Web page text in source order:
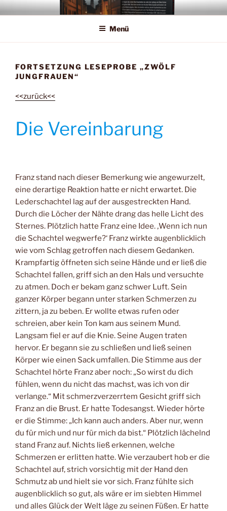
Zum
Inhalt
Menü
FORTSETZUNG LESEPROBE „ZWÖLF
JUNGFRAUEN“
<<zurück<<
Die Vereinbarung
Franz stand nach dieser Bemerkung wie angewurzelt,
eine derartige Reaktion hatte er nicht erwartet. Die
Lederschachtel lag auf der ausgestreckten Hand.
Durch die Löcher der Nähte drang das helle Licht des
Sternes. Plötzlich hatte Franz eine Idee. ‚Wenn ich nun
die Schachtel wegwerfe?‘ Franz wirkte augenblicklich
wie vom Schlag getroffen nach diesem Gedanken.
Krampfartig öffneten sich seine Hände und er ließ die
Schachtel fallen, griff sich an den Hals und versuchte
zu atmen. Doch er bekam ganz schwer Luft. Sein
ganzer Körper begann unter starken Schmerzen zu
zittern, ja zu beben. Er wollte etwas rufen oder
schreien, aber kein Ton kam aus seinem Mund.
Langsam fiel er auf die Knie. Seine Augen traten
hervor. Er begann sie zu schließen und ließ seinen
Körper wie einen Sack umfallen. Die Stimme aus der
Schachtel hörte Franz aber noch: „So wirst du dich
fühlen, wenn du nicht das machst, was ich von dir
verlange.“ Mit schmerzverzerrtem Gesicht griff sich
Franz an die Brust. Er hatte Todesangst. Wieder hörte
er die Stimme: „Ich kann auch anders. Aber nur, wenn
du für mich und nur für mich da bist.“ Plötzlich lächelnd
stand Franz auf. Nichts ließ erkennen, welche
Schmerzen er erlitten hatte. Wie verzaubert hob er die
Schachtel auf, strich vorsichtig mit der Hand den
Schmutz ab und hielt sie vor sich. Franz fühlte sich
augenblicklich so gut, als wäre er im siebten Himmel
und alles Glück der Welt läge zu seinen Füßen. Er hatte